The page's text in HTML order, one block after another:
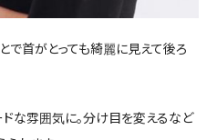
で首がとっても綺麗に見えて後ろ
な雰囲気に。分け目を変えるなど